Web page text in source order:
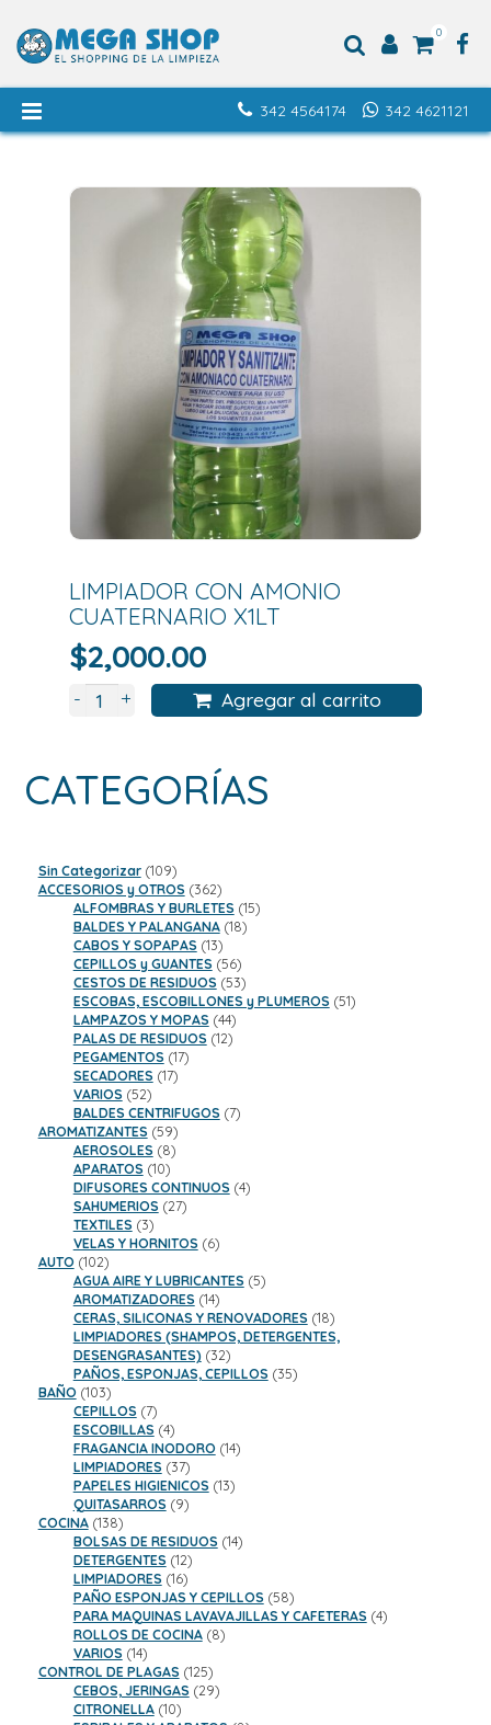
0
342 4621121
342 4564174
LIMPIADOR CON AMONIO
CUATERNARIO X1LT
$2,000.00
- + Agregar al carrito
CATEGORÍAS
Sin Categorizar 109109
productos
ACCESORIOS y OTROS 362362
productos
ALFOMBRAS Y BURLETES 1515
BALDES Y PALANGANA 1818
CABOS Y SOPAPAS 1313
productos
CEPILLOS y GUANTES 5656
productos
CESTOS DE RESIDUOS 5353
productos
ESCOBAS, ESCOBILLONES y PLUMEROS 5151
LAMPAZOS Y MOPAS 4444
productos
PALAS DE RESIDUOS 1212
PEGAMENTOS 1717
SECADORES 1717
VARIOS 5252
productos
BALDES CENTRIFUGOS 77
AROMATIZANTES 5959
productos
AEROSOLES 88
productos
APARATOS 1010
productos
DIFUSORES CONTINUOS 44
SAHUMERIOS 2727
TEXTILES 33
productos
VELAS Y HORNITOS 66
AUTO 102102
productos
AGUA AIRE Y LUBRICANTES 55
AROMATIZADORES 1414
productos
CERAS, SILICONAS Y RENOVADORES 1818
productos
LIMPIADORES (SHAMPOS, DETERGENTES,
DESENGRASANTES) 3232
productos
PAÑOS, ESPONJAS, CEPILLOS 3535
BAÑO 103103
productos
CEPILLOS 77
productos
ESCOBILLAS 44
productos
FRAGANCIA INODORO 1414
LIMPIADORES 3737
productos
PAPELES HIGIENICOS 1313
QUITASARROS 99
COCINA 138138
productos
BOLSAS DE RESIDUOS 1414
DETERGENTES 1212
productos
LIMPIADORES 1616
productos
PAÑO ESPONJAS Y CEPILLOS 5858
productos
PARA MAQUINAS LAVAVAJILLAS Y CAFETERAS 44
ROLLOS DE COCINA 88
VARIOS 1414
productos
CONTROL DE PLAGAS 125125
productos
CEBOS, JERINGAS 2929
CITRONELLA 1010